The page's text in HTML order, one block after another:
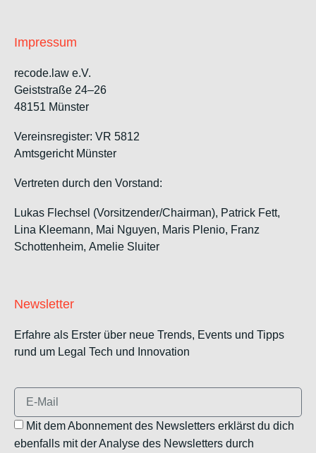
Impressum
recode.law e.V.
Geiststraße 24–26
48151 Münster
Vereinsregister: VR 5812
Amtsgericht Münster
Vertreten durch den Vorstand:
Lukas Flechsel (Vorsitzender/Chairman), Patrick Fett,
Lina Kleemann, Mai Nguyen, Maris Plenio, Franz
Schottenheim, Amelie Sluiter
Newsletter
Erfahre als Erster über neue Trends, Events und Tipps
rund um Legal Tech und Innovation
Mit dem Abonnement des Newsletters erklärst du dich
ebenfalls mit der Analyse des Newsletters durch